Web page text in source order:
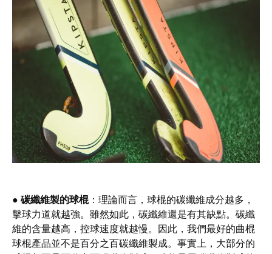
● 碳纖維製的球棍：理論而言，球棍的碳纖維成分越多，
擊球力道就越強。雖然如此，碳纖維還是有其缺點。碳纖
維的含量越高，控球速度就越慢。因此，我們最好的曲棍
球棍產品並不是百分之百碳纖維製成。事實上，大部分的